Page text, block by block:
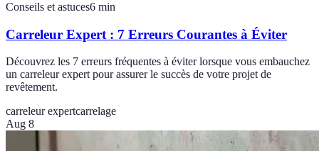
Conseils et astuces6 min
Carreleur Expert : 7 Erreurs Courantes à Éviter
Découvrez les 7 erreurs fréquentes à éviter lorsque vous embauchez
un carreleur expert pour assurer le succès de votre projet de
revêtement.
carreleur expertcarrelage
Aug 8